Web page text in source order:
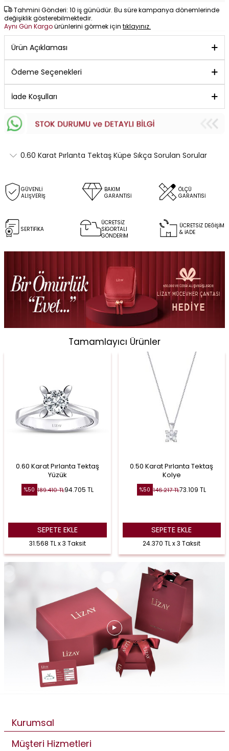
Tahmini Gönderi: 10 iş günüdür. Bu süre kampanya dönemlerinde
değişiklik gösterebilmektedir.
Aynı Gün Kargoürünlerini görmek için tıklayınız.
Ürün Açıklaması
Ödeme Seçenekleri
İade Koşulları
0.60 Karat Pırlanta Tektaş Küpe Sıkça Sorulan Sorular
GÜVENLİ
ALIŞVERİŞ
BAKIM
GARANTİSİ
ÖLÇÜ
GARANTİSİ
SERTİFİKA
ÜCRETSİZ
SİGORTALI
GÖNDERİM
ÜCRETSİZ DEĞİŞİM
& İADE
Tamamlayıcı Ürünler
0.60 Karat Pırlanta Tektaş
Yüzük
%50 189.410TL94.705 TL
SEPETE EKLE
31.568 TL x 3 Taksit
0.50 Karat Pırlanta Tektaş
Kolye
%50 146.217TL73.109 TL
SEPETE EKLE
24.370 TL x 3 Taksit
Kurumsal
Müşteri Hizmetleri